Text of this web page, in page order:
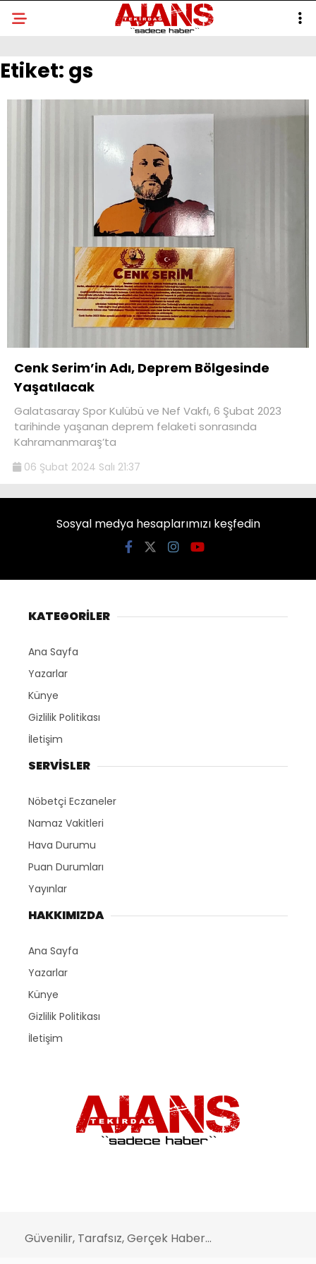
Etiket: gs
Cenk Serim’in Adı, Deprem Bölgesinde
Yaşatılacak
Galatasaray Spor Kulübü ve Nef Vakfı, 6 Şubat 2023
tarihinde yaşanan deprem felaketi sonrasında
Kahramanmaraş’ta
06 Şubat 2024 Salı 21:37
Sosyal medya hesaplarımızı keşfedin
KATEGORİLER
Ana Sayfa
Yazarlar
Künye
Gizlilik Politikası
İletişim
SERVİSLER
Nöbetçi Eczaneler
Namaz Vakitleri
Hava Durumu
Puan Durumları
Yayınlar
HAKKIMIZDA
Ana Sayfa
Yazarlar
Künye
Gizlilik Politikası
İletişim
Güvenilir, Tarafsız, Gerçek Haber...